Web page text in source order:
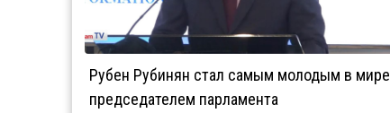
Рубен Рубинян стал самым молодым в мире
председателем парламента